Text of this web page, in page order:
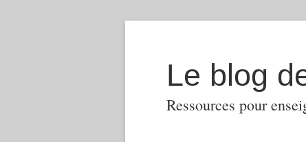
Le blog
Ressources pour